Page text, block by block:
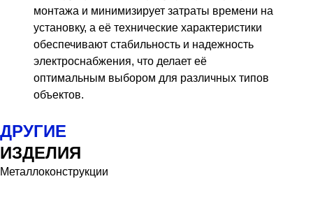
монтажа и минимизирует затраты времени на
установку, а её технические характеристики
обеспечивают стабильность и надежность
электроснабжения, что делает её
оптимальным выбором для различных типов
объектов.
ДРУГИЕ
ИЗДЕЛИЯ
Металлоконструкции